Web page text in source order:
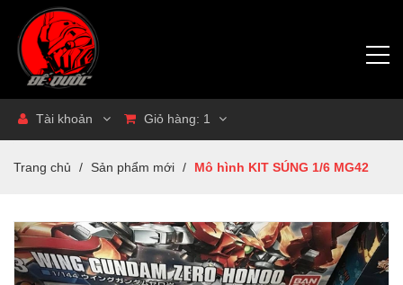
Tài khoản Giỏ hàng: 1
Trang chủ / Sản phẩm mới / Mô hình KIT SÚNG 1/6 MG42